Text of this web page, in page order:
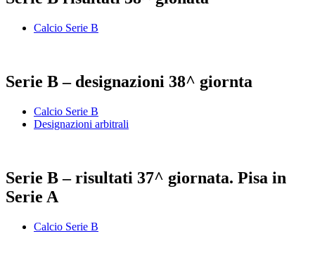
Calcio Serie B
Serie B – designazioni 38^ giornta
Calcio Serie B
Designazioni arbitrali
Serie B – risultati 37^ giornata. Pisa in
Serie A
Calcio Serie B